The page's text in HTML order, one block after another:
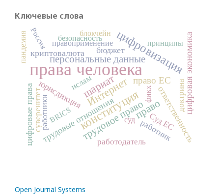
Ключевые слова
права человека
конституция
цифровизация
право
шариат
Интернет
персональные данные
трудовое право
цифровая экономика
право ЕС
бюджет
трудовые отношения
юрисдикция ответственность
криптовалюта
цифровые права Суд ЕС
суверенитет работник
ислам
работодатель
доктрина
правоприменение принципы
суд
пандемияРоссия безопасность
фикх
блокчейн
работникиBRICS
Open Journal Systems